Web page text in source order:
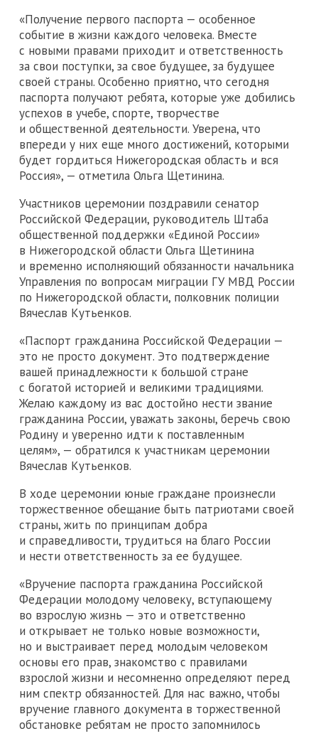
«Получение первого паспорта — особенное
событие в жизни каждого человека. Вместе
с новыми правами приходит и ответственность
за свои поступки, за свое будущее, за будущее
своей страны. Особенно приятно, что сегодня
паспорта получают ребята, которые уже добились
успехов в учебе, спорте, творчестве
и общественной деятельности. Уверена, что
впереди у них еще много достижений, которыми
будет гордиться Нижегородская область и вся
Россия», — отметила Ольга Щетинина.
Участников церемонии поздравили сенатор
Российской Федерации, руководитель Штаба
общественной поддержки «Единой России»
в Нижегородской области Ольга Щетинина
и временно исполняющий обязанности начальника
Управления по вопросам миграции ГУ МВД России
по Нижегородской области, полковник полиции
Вячеслав Кутьенков.
«Паспорт гражданина Российской Федерации —
это не просто документ. Это подтверждение
вашей принадлежности к большой стране
с богатой историей и великими традициями.
Желаю каждому из вас достойно нести звание
гражданина России, уважать законы, беречь свою
Родину и уверенно идти к поставленным
целям», — обратился к участникам церемонии
Вячеслав Кутьенков.
В ходе церемонии юные граждане произнесли
торжественное обещание быть патриотами своей
страны, жить по принципам добра
и справедливости, трудиться на благо России
и нести ответственность за ее будущее.
«Вручение паспорта гражданина Российской
Федерации молодому человеку, вступающему
во взрослую жизнь — это и ответственно
и открывает не только новые возможности,
но и выстраивает перед молодым человеком
основы его прав, знакомство с правилами
взрослой жизни и несомненно определяют перед
ним спектр обязанностей. Для нас важно, чтобы
вручение главного документа в торжественной
обстановке ребятам не просто запомнилось